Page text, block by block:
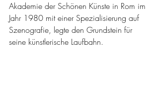
Akademie der Schönen Künste in Rom im
Jahr 1980 mit einer Spezialisierung auf
Szenografie, legte den Grundstein für
seine künstlerische Laufbahn.